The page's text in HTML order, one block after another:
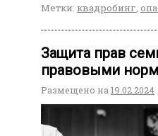
Метки: квадробинг,
Защита прав
правовыми
Размещено на 19.02.2024